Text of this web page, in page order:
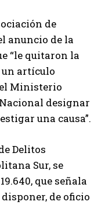
de
anuncio de la
“le quitaron la
artículo
Ministerio
designar
una causa”.
Delitos
Sur, se
que señala
de oficio